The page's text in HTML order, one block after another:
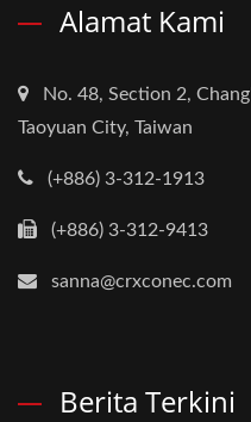
Alamat Kami
No. 48, Section 2,
Taoyuan City, Taiwan
(+886) 3-312-1913
(+886) 3-312-9413
sanna@crxconec.com
Berita Terkini